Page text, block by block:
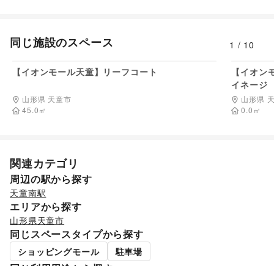
同じ施設のスペース 1 / 10
【イオンモール天童】リーフコート
山形県 天童市
45.0㎡
【イオ
イネージ
山形県
0.0 ㎡
関連カテゴリ
周辺の駅から探す
天童南駅
エリアから探す
山形県天童市
同じスペースタイプから探す
ショッピングモール 駐車場